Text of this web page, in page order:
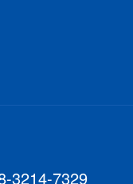
3214-7329